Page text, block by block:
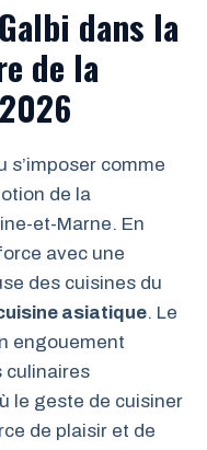
dans la
de la
s’imposer comme
de la
et-Marne. En
avec une
des cuisines du
asiatique. Le
engouement
culinaires
le geste de cuisiner
de plaisir et de